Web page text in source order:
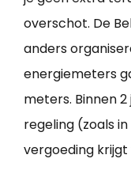
overschot. De
anders
energiemeters
meters. Binnen
regeling (zoals
vergoeding